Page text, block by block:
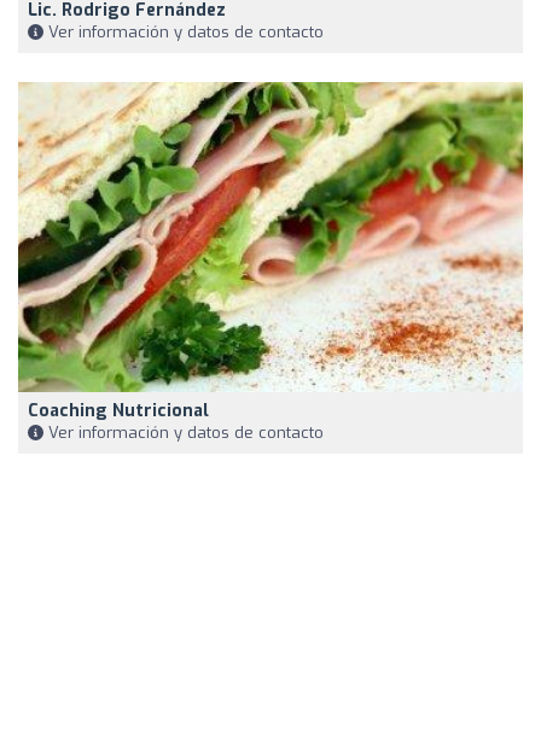
Lic. Rodrigo Fernández
Ver información y datos de contacto
Coaching Nutricional
Ver información y datos de contacto